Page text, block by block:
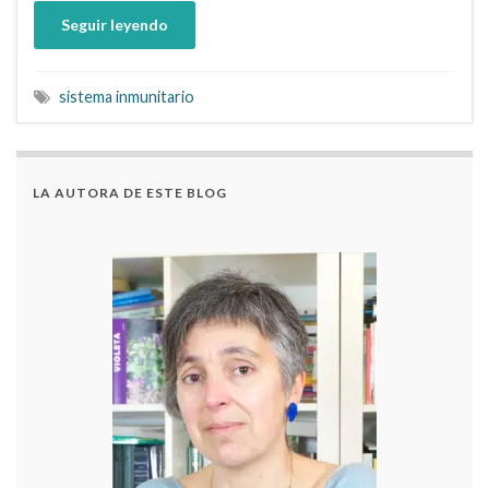
Seguir leyendo
sistema inmunitario
LA AUTORA DE ESTE BLOG